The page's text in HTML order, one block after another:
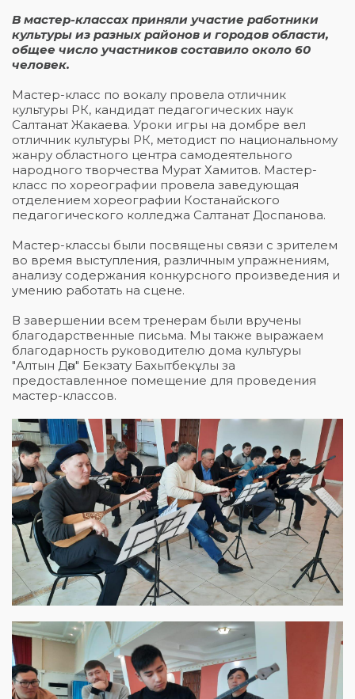
В мастер-классах приняли участие работники
культуры из разных районов и городов области,
общее число участников составило около 60
человек.
Мастер-класс по вокалу провела отличник
культуры РК, кандидат педагогических наук
Салтанат Жакаева. Уроки игры на домбре вел
отличник культуры РК, методист по национальному
жанру областного центра самодеятельного
народного творчества Мурат Хамитов. Мастер-
класс по хореографии провела заведующая
отделением хореографии Костанайского
педагогического колледжа Салтанат Доспанова.
Мастер-классы были посвящены связи с зрителем
во время выступления, различным упражнениям,
анализу содержания конкурсного произведения и
умению работать на сцене.
В завершении всем тренерам были вручены
благодарственные письма. Мы также выражаем
благодарность руководителю дома культуры
"Алтын Дән" Бекзату Бахытбекұлы за
предоставленное помещение для проведения
мастер-классов.